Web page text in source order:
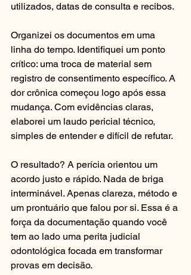
utilizados, datas de consulta e recibos.
Organizei os documentos em uma
linha do tempo. Identifiquei um ponto
crítico: uma troca de material sem
registro de consentimento específico. A
dor crônica começou logo após essa
mudança. Com evidências claras,
elaborei um laudo pericial técnico,
simples de entender e difícil de refutar.
O resultado? A perícia orientou um
acordo justo e rápido. Nada de briga
interminável. Apenas clareza, método e
um prontuário que falou por si. Essa é a
força da documentação quando você
tem ao lado uma perita judicial
odontológica focada em transformar
provas em decisão.